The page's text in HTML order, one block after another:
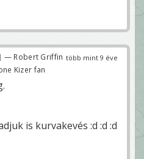
több mint 9 éve
— Robert Griffin
Kizer fan
is kurvakevés :d :d :d